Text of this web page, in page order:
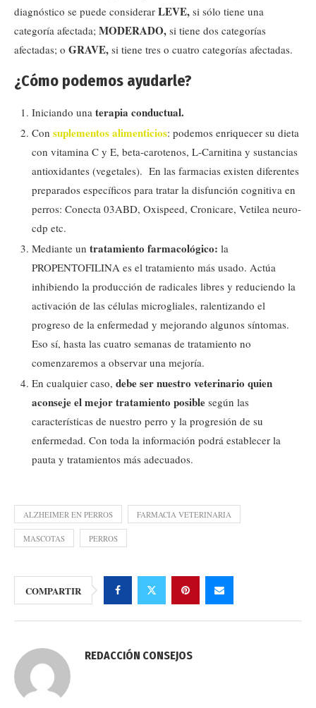
diagnóstico se puede considerar LEVE, si sólo tiene una
categoría afectada; MODERADO, si tiene dos categorías
afectadas; o GRAVE, si tiene tres o cuatro categorías afectadas.
¿Cómo podemos ayudarle?
Iniciando una terapia conductual.
Con suplementos alimenticios: podemos enriquecer su dieta
con vitamina C y E, beta-carotenos, L-Carnitina y sustancias
antioxidantes (vegetales). En las farmacias existen diferentes
preparados específicos para tratar la disfunción cognitiva en
perros: Conecta 03ABD, Oxispeed, Cronicare, Vetilea neuro-
cdp etc.
Mediante un tratamiento farmacológico: la
PROPENTOFILINA es el tratamiento más usado. Actúa
inhibiendo la producción de radicales libres y reduciendo la
activación de las células microgliales, ralentizando el
progreso de la enfermedad y mejorando algunos síntomas.
Eso sí, hasta las cuatro semanas de tratamiento no
comenzaremos a observar una mejoría.
En cualquier caso, debe ser nuestro veterinario quien
aconseje el mejor tratamiento posible según las
características de nuestro perro y la progresión de su
enfermedad. Con toda la información podrá establecer la
pauta y tratamientos más adecuados.
ALZHEIMER EN PERROS FARMACIA VETERINARIA
MASCOTAS PERROS
COMPARTIR
REDACCIÓN CONSEJOS